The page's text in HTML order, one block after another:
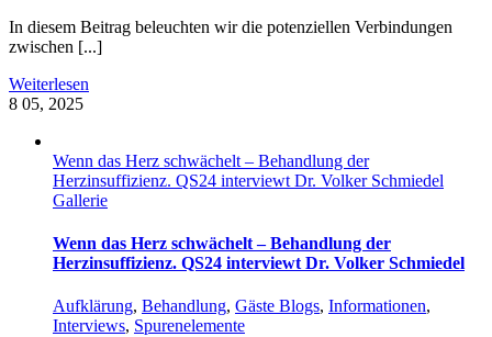
In diesem Beitrag beleuchten wir die potenziellen Verbindungen
zwischen [...]
Weiterlesen
8 05, 2025
Wenn das Herz schwächelt – Behandlung der
Herzinsuffizienz. QS24 interviewt Dr. Volker Schmiedel
Gallerie
Wenn das Herz schwächelt – Behandlung der
Herzinsuffizienz. QS24 interviewt Dr. Volker Schmiedel
Aufklärung, Behandlung, Gäste Blogs, Informationen,
Interviews, Spurenelemente